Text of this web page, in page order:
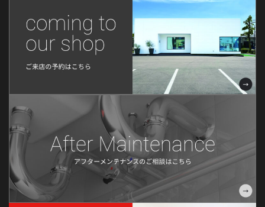
2022年6月
2022年5月
2022年4月
2022年2月
2021年12月
2021年11月
2021年10月